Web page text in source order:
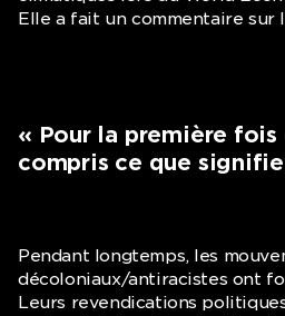
de
Elle a fait un commentaire sur
« Pour la première fois
compris ce que
Pendant longtemps, les
décoloniaux/antiracistes ont
Leurs revendications